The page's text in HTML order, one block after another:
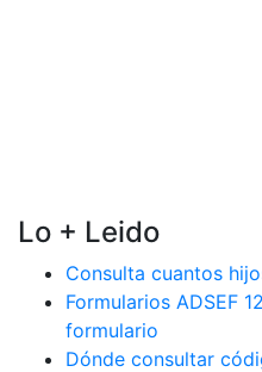
Lo + Leido
Consulta cuantos
Formularios ADSEF
formulario
Dónde consultar